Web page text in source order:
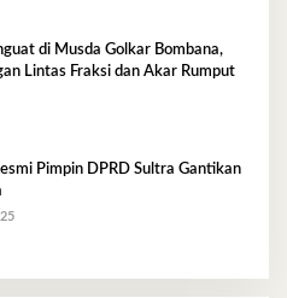
di Musda Golkar Bombana,
Lintas Fraksi dan Akar Rumput
Pimpin DPRD Sultra Gantikan